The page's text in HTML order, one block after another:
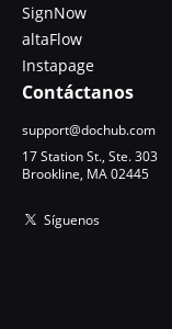
SignNow
altaFlow
Instapage
Contáctanos
support@dochub.com
17 Station St., Ste. 303
Brookline, MA 02445
Síguenos